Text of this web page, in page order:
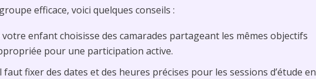
efficace, voici quelques conseils :
votre enfant choisisse des camarades partageant les mêmes objectifs
pour une participation active.
faut fixer des dates et des heures précises pour les sessions d’étude en